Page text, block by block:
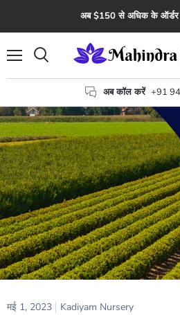
अब $150 से अधिक के ऑर्डर
अब कॉल करें +91
मई 1, 2023 Kadiyam Nursery